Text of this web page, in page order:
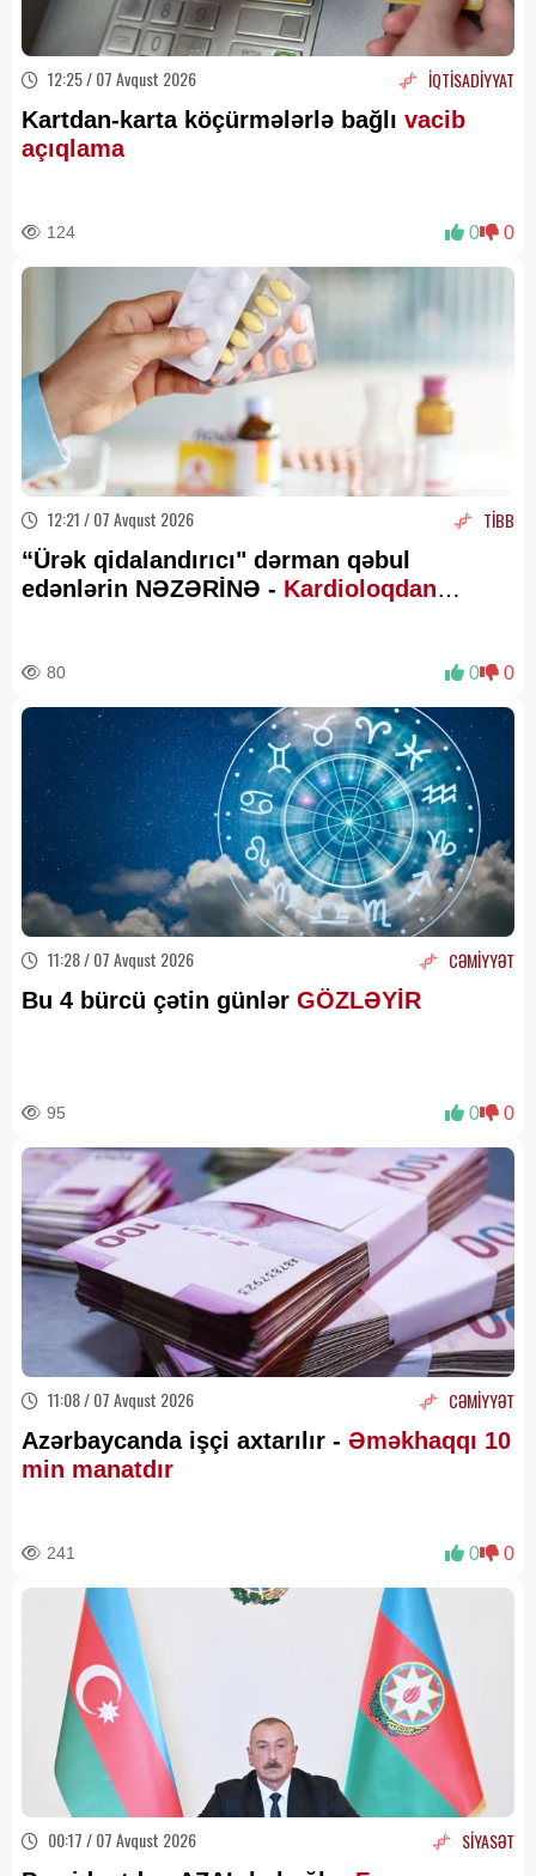
12:25 / 07 Avqust 2026 İQTİSADİYYAT
Kartdan-karta köçürmələrlə bağlı vacib
açıqlama
124 0 0
12:21 / 07 Avqust 2026 TİBB
“Ürək qidalandırıcı" dərman qəbul
edənlərin NƏZƏRİNƏ - Kardioloqdan
80 0 0
11:28 / 07 Avqust 2026 CƏMİYYƏT
Bu 4 bürcü çətin günlər GÖZLƏYİR
95 0 0
11:08 / 07 Avqust 2026 CƏMİYYƏT
Azərbaycanda işçi axtarılır - Əməkhaqqı 10
min manatdır
241 0 0
00:17 / 07 Avqust 2026 SİYASƏT